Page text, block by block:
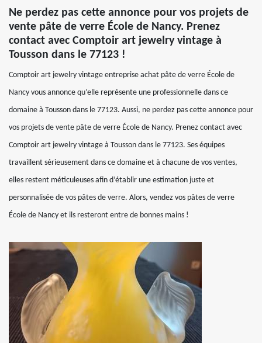
Ne perdez pas cette annonce pour vos projets de
vente pâte de verre École de Nancy. Prenez
contact avec Comptoir art jewelry vintage à
Tousson dans le 77123 !
Comptoir art jewelry vintage entreprise achat pâte de verre École de
Nancy vous annonce qu’elle représente une professionnelle dans ce
domaine à Tousson dans le 77123. Aussi, ne perdez pas cette annonce pour
vos projets de vente pâte de verre École de Nancy. Prenez contact avec
Comptoir art jewelry vintage à Tousson dans le 77123. Ses équipes
travaillent sérieusement dans ce domaine et à chacune de vos ventes,
elles restent méticuleuses afin d’établir une estimation juste et
personnalisée de vos pâtes de verre. Alors, vendez vos pâtes de verre
École de Nancy et ils resteront entre de bonnes mains !